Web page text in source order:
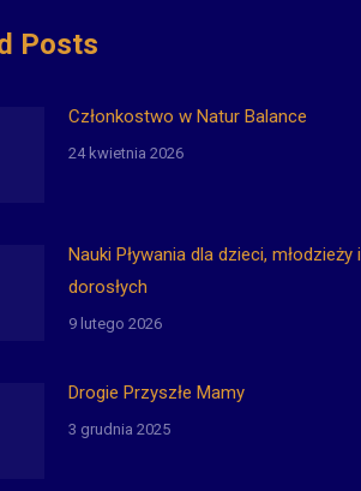
Posts
Członkostwo w Natur Balance
24 kwietnia 2026
Nauki Pływania dla dzieci, młodzieży i
dorosłych
9 lutego 2026
Drogie Przyszłe Mamy
3 grudnia 2025